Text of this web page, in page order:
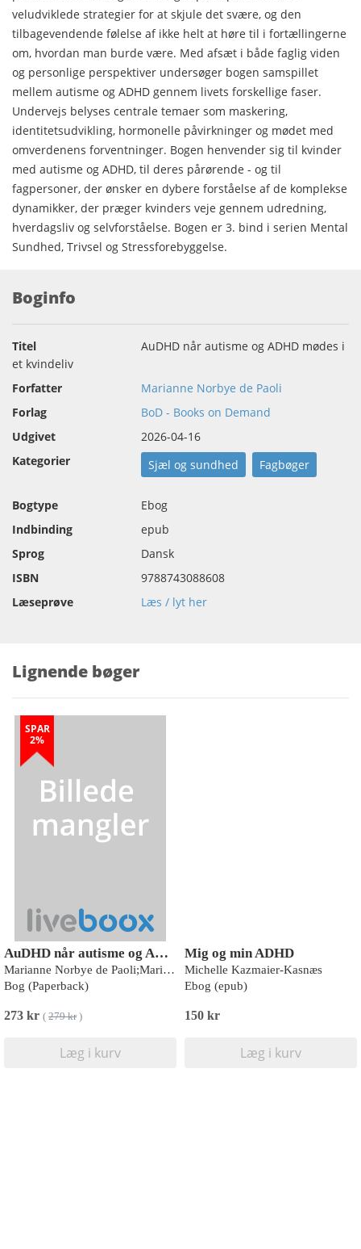
veludviklede strategier for at skjule det svære, og den
tilbagevendende følelse af ikke helt at høre til i fortællingerne
om, hvordan man burde være. Med afsæt i både faglig viden
og personlige perspektiver undersøger bogen samspillet
mellem autisme og ADHD gennem livets forskellige faser.
Undervejs belyses centrale temaer som maskering,
identitetsudvikling, hormonelle påvirkninger og mødet med
omverdenens forventninger. Bogen henvender sig til kvinder
med autisme og ADHD, til deres pårørende - og til
fagpersoner, der ønsker en dybere forståelse af de komplekse
dynamikker, der præger kvinders veje gennem udredning,
hverdagsliv og selvforståelse. Bogen er 3. bind i serien Mental
Sundhed, Trivsel og Stressforebyggelse.
Boginfo
Titel
AuDHD når autisme og ADHD mødes i
et kvindeliv
Forfatter
Marianne Norbye de Paoli
Forlag
BoD - Books on Demand
Udgivet
2026-04-16
Kategorier
Sjæl og sundhed Fagbøger
Bogtype
Ebog
Indbinding
epub
Sprog
Dansk
ISBN
9788743088608
Læseprøve
Læs / lyt her
Lignende bøger
SPAR
2%
AuDHD når autisme og ADHD mødes i et kvindeliv
Marianne Norbye de Paoli;Marianne Norbye de Paoli
Bog (Paperback)
273 kr ( 279 kr)
Læg i kurv
Mig og min ADHD
Michelle Kazmaier-Kasnæs
Ebog (epub)
150 kr
Læg i kurv